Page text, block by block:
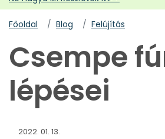
Főoldal Blog Felújítás
Csempe
lépései
2022. 01. 13.